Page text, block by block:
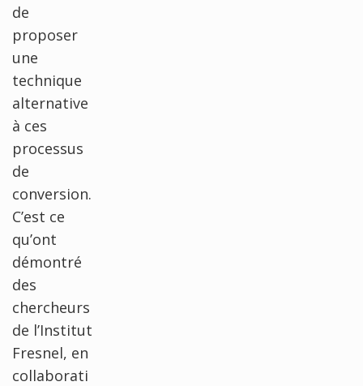
de
proposer
une
technique
alternative
à ces
processus
de
conversion.
C’est ce
qu’ont
démontré
des
chercheurs
de l’Institut
Fresnel, en
collaborati